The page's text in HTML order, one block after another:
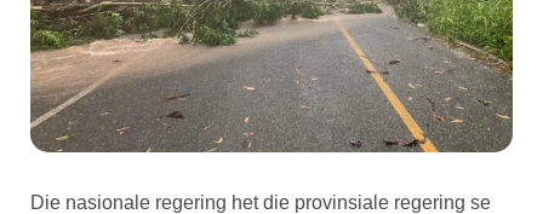
Die nasionale regering het die provinsiale regering se